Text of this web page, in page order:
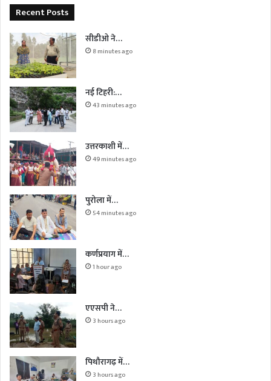
Recent Posts
सीडीओ ने…
8 minutes ago
नई टिहरी:…
43 minutes ago
उत्तरकाशी में…
49 minutes ago
पुरोला में…
54 minutes ago
कर्णप्रयाग में…
1 hour ago
एएसपी ने…
3 hours ago
पिथौरागढ़ में…
3 hours ago